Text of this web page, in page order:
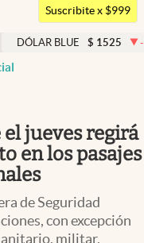
Argentina
Uruguay
Suscribite x $999
BLUE $ 1525 -0.33%
el jueves regirá
en los pasajes
de Seguridad
con excepción
militar,